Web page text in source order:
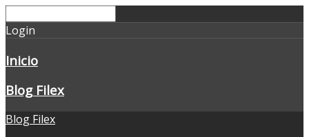
Login
Inicio
Blog Filex
Blog Filex